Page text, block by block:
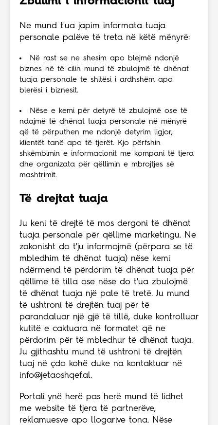
Ne mund t'ua japim informata tuaja
personale palëve të treta në këtë mënyrë:
Në rast se ne shesim apo blejmë ndonjë
biznes në të cilin mund të zbulojmë të dhënat
tuaja personale te shitësi i ardhshëm apo
blerësi i biznesit.
Nëse e kemi për detyrë të zbulojmë ose të
ndajmë të dhënat tuaja personale në mënyrë
që të përputhen me ndonjë detyrim ligjor,
klientët tanë apo të tjerët. Kjo përfshin
shkëmbimin e informacionit me kompani të tjera
dhe organizata për qëllimin e mbrojtjes së
mashtrimit.
Të drejtat tuaja
Ju keni të drejtë të mos dergoni të dhënat
tuaja personale për qëllime marketingu. Ne
zakonisht do t'ju informojmë (përpara se të
mbledhim të dhënat tuaja) nëse kemi
ndërmend të përdorim të dhënat tuaja për
qëllime të tilla ose nëse do t'ua zbulojmë
të dhënat tuaja një pale të tretë. Ju mund
të ushtroni të drejtën tuaj për të
parandaluar një gjë të tillë, duke kontrolluar
kutitë e caktuara në formatet që ne
përdorim për të mbledhur të dhënat tuaja.
Ju gjithashtu mund të ushtroni të drejtën
tuaj në çdo kohë duke na kontaktuar në
info@jetaoshqef.al.
Portali ynë herë pas herë mund të lidhet
me website të tjera të partnerëve,
reklamuesve apo llogarive tona. Nëse